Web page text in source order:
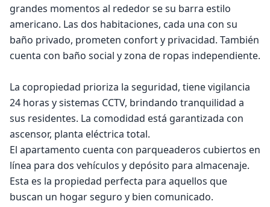
grandes momentos al rededor se su barra estilo
americano. Las dos habitaciones, cada una con su
baño privado, prometen confort y privacidad. También
cuenta con baño social y zona de ropas independiente.
La copropiedad prioriza la seguridad, tiene vigilancia
24 horas y sistemas CCTV, brindando tranquilidad a
sus residentes. La comodidad está garantizada con
ascensor, planta eléctrica total.
El apartamento cuenta con parqueaderos cubiertos en
línea para dos vehículos y depósito para almacenaje.
Esta es la propiedad perfecta para aquellos que
buscan un hogar seguro y bien comunicado.